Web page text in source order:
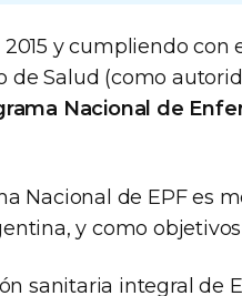
y cumpliendo con
de Salud (como
Nacional de
Nacional de EPF es
y como
sanitaria integral de